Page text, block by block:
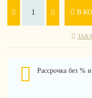
В
Рассрочка без %